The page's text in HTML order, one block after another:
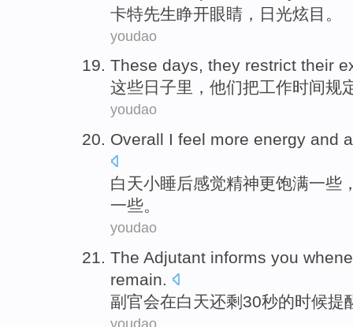
卡特先生睁开眼睛 ， 日光炫目 。
youdao
These days, they restrict their
这些日子里 ， 他们把工作时间规
youdao
Overall I feel more energy and
白天小睡后感觉精神更饱满一些
一些。
youdao
The Adjutant informs you
remain.
副官会在白天还剩 30秒的时候提
youdao